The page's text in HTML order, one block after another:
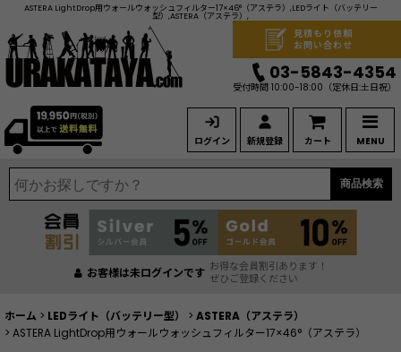
ASTERA LightDrop用ウォールウォッシュフィルター17×46°（アステラ）,LEDライト（バッテリー
型）,ASTERA（アステラ）,
ログイン 新規登録 カート MENU
見積もり依頼
お問い合わせ
03-5843-4354
受付時間 10:00-18:00 （定休日:土日祝）
商品検索
お客様は未ログインです お得な会員割引あります！
ぜひご登録ください
ホーム > LEDライト（バッテリー型） > ASTERA（アステラ）
> ASTERA LightDrop用ウォールウォッシュフィルター17×46°（アステラ）